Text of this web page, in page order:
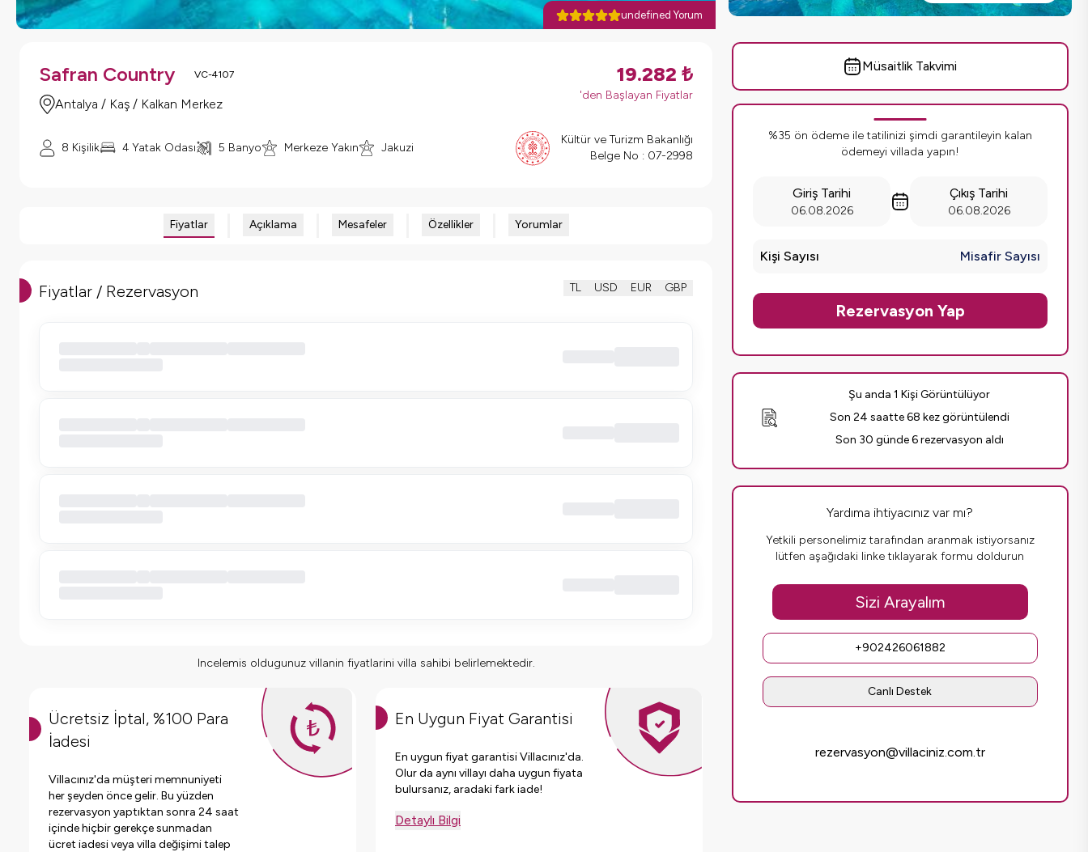
undefined Yorum
Safran Country VC-4107
Antalya / Kaş / Kalkan Merkez
19.282 ₺
'den Başlayan Fiyatlar
8 Kişilik 4 Yatak Odası 5 Banyo Merkeze Yakın Jakuzi
Kültür ve Turizm Bakanlığı
Belge No : 07-2998
Fiyatlar Açıklama Mesafeler Özellikler Yorumlar
Fiyatlar / Rezervasyon TL USD EUR GBP
Incelemis oldugunuz villanin fiyatlarini villa sahibi belirlemektedir.
Ücretsiz İptal, %100 Para
İadesi
Villacınız'da müşteri memnuniyeti
her şeyden önce gelir. Bu yüzden
rezervasyon yaptıktan sonra 24 saat
içinde hiçbir gerekçe sunmadan
ücret iadesi veya villa değişimi talep
En Uygun Fiyat Garantisi
En uygun fiyat garantisi Villacınız'da.
Olur da aynı villayı daha uygun fiyata
bulursanız, aradaki fark iade!
Detaylı Bilgi
Müsaitlik Takvimi
%35 ön ödeme ile tatilinizi şimdi garantileyin kalan
ödemeyi villada yapın!
Giriş Tarihi
06.08.2026
Çıkış Tarihi
06.08.2026
Kişi Sayısı Misafir Sayısı
Rezervasyon Yap
Şu anda 1 Kişi Görüntülüyor
Son 24 saatte 68 kez görüntülendi
Son 30 günde 6 rezervasyon aldı
Yardıma ihtiyacınız var mı?
Yetkili personelimiz tarafından aranmak istiyorsanız
lütfen aşağıdaki linke tıklayarak formu doldurun
Sizi Arayalım
+902426061882
Canlı Destek
rezervasyon@villaciniz.com.tr